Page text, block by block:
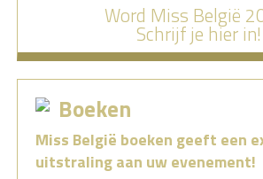
Word Miss België
Schrijf je hier in!
Boeken
Miss België boeken geeft een
uitstraling aan uw evenement!